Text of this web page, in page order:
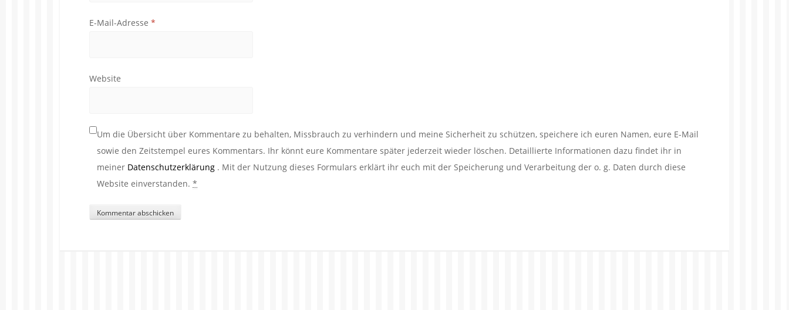
E-Mail-Adresse *
Website
Um die Übersicht über Kommentare zu behalten, Missbrauch zu verhindern und meine Sicherheit zu schützen, speichere ich euren Namen, eure E-Mail
sowie den Zeitstempel eures Kommentars. Ihr könnt eure Kommentare später jederzeit wieder löschen. Detaillierte Informationen dazu findet ihr in
meiner Datenschutzerklärung . Mit der Nutzung dieses Formulars erklärt ihr euch mit der Speicherung und Verarbeitung der o. g. Daten durch diese
Website einverstanden. *